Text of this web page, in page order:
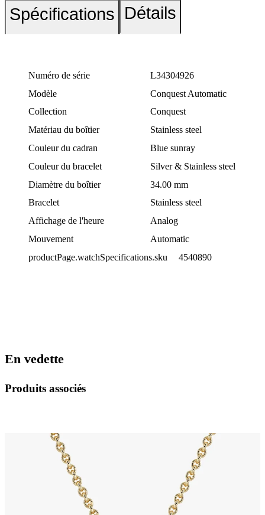
Spécifications Détails
Numéro de série
L34304926
Modèle
Conquest Automatic
Collection
Conquest
Matériau du boîtier
Stainless steel
Couleur du cadran
Blue sunray
Couleur du bracelet
Silver & Stainless steel
Diamètre du boîtier
34.00 mm
Bracelet
Stainless steel
Affichage de l'heure
Analog
Mouvement
Automatic
productPage.watchSpecifications.sku
4540890
En vedette
Produits associés